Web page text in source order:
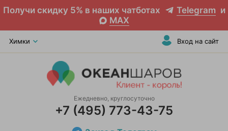
Получи скидку 5% в наших чатботах Telegram и
MAX
Химки Вход на сайт
Ежедневно, круглосуточно
+7 (495) 773-43-75